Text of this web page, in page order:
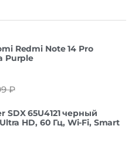
Redmi Note 14 Pro
Purple
₽
SDX 65U4121 черный
HD, 60 Гц, Wi-Fi, Smart